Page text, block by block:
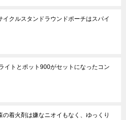
イクルスタンドラウンドポーチはスパイ
イトとポット900がセットになったコン
の着火剤は嫌なニオイもなく、ゆっくり